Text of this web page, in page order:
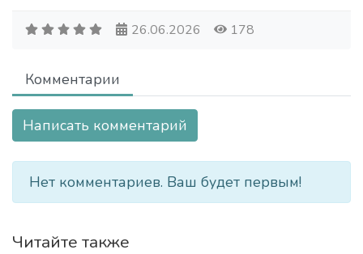
26.06.2026 178
Комментарии
Написать комментарий
Нет комментариев. Ваш будет первым!
Читайте также